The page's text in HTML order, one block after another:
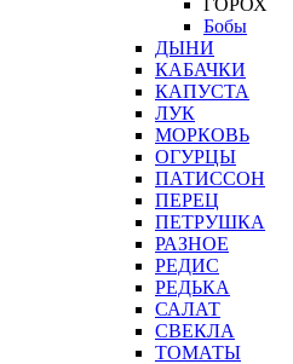
ГОРОХ
Бобы
ДЫНИ
КАБАЧКИ
КАПУСТА
ЛУК
МОРКОВЬ
ОГУРЦЫ
ПАТИССОН
ПЕРЕЦ
ПЕТРУШКА
РАЗНОЕ
РЕДИС
РЕДЬКА
САЛАТ
СВЕКЛА
ТОМАТЫ